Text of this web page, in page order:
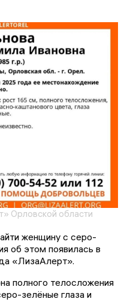
Орловской области
женщину с серо-
об этом появилась в
«ЛизаАлерт».
полного телосложения
зелёные глаза и